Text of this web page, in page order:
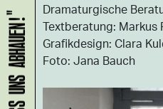
Dramaturgische
Textberatung: Markus
Grafikdesign: Clara
Foto: Jana Bauch